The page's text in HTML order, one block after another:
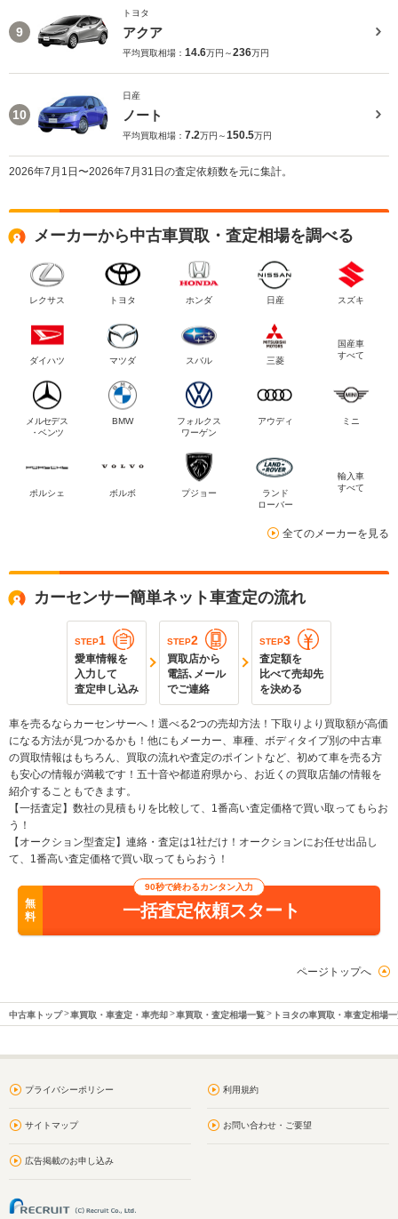
9
トヨタ
アクア
平均買取相場： 14.6万円～236万円
10
日産
ノート
平均買取相場： 7.2万円～150.5万円
2026年7月1日〜2026年7月31日の査定依頼数を元に集計。
メーカーから中古車買取・査定相場を調べる
レクサス トヨタ ホンダ 日産 スズキ
ダイハツ マツダ スバル 三菱
国産車
すべて
メルセデス
・ベンツ
BMW
フォルクス
ワーゲン
アウディ ミニ
ポルシェ ボルボ プジョー
ランド
ローバー
輸入車
すべて
全てのメーカーを見る
カーセンサー簡単ネット車査定の流れ
STEP1
愛車情報を
入力して
査定申し込み
STEP2
買取店から
電話､メール
でご連絡
STEP3
査定額を
比べて売却先
を決める
車を売るならカーセンサーへ！選べる2つの売却方法！下取りより買取額が高価
になる方法が見つかるかも！他にもメーカー、車種、ボディタイプ別の中古車
の買取情報はもちろん、買取の流れや査定のポイントなど、初めて車を売る方
も安心の情報が満載です！五十音や都道府県から、お近くの買取店舗の情報を
紹介することもできます。
【一括査定】数社の見積もりを比較して、1番高い査定価格で買い取ってもらお
う！
【オークション型査定】連絡・査定は1社だけ！オークションにお任せ出品し
て、1番高い査定価格で買い取ってもらおう！
無
料
90秒で終わるカンタン入力
一括査定依頼スタート
ページトップへ
中古車トップ 車買取・車査定・車売却 車買取・査定相場一覧 トヨタの車買取・車査定相場
プライバシーポリシー 利用規約
サイトマップ お問い合わせ・ご要望
広告掲載のお申し込み